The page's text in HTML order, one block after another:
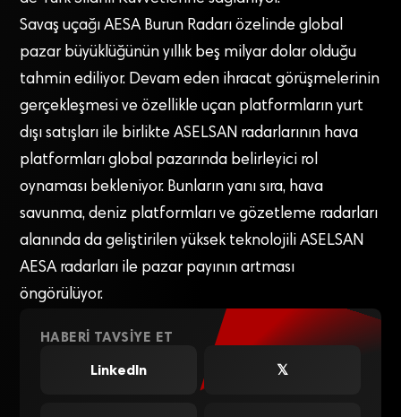
Savaş uçağı AESA Burun Radarı özelinde global
pazar büyüklüğünün yıllık beş milyar dolar olduğu
tahmin ediliyor. Devam eden ihracat görüşmelerinin
gerçekleşmesi ve özellikle uçan platformların yurt
dışı satışları ile birlikte ASELSAN radarlarının hava
platformları global pazarında belirleyici rol
oynaması bekleniyor. Bunların yanı sıra, hava
savunma, deniz platformları ve gözetleme radarları
alanında da geliştirilen yüksek teknolojili ASELSAN
AESA radarları ile pazar payının artması
öngörülüyor.
HABERI TAVSIYE ET
LinkedIn
𝕏